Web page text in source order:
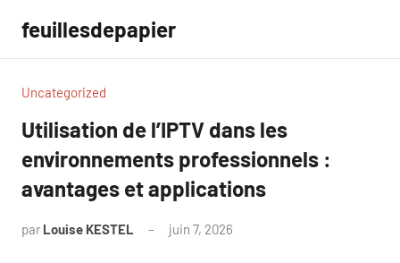
contenu
feuillesdepapier
Uncategorized
Utilisation de l’IPTV dans les
environnements professionnels :
avantages et applications
par Louise KESTEL juin 7, 2026